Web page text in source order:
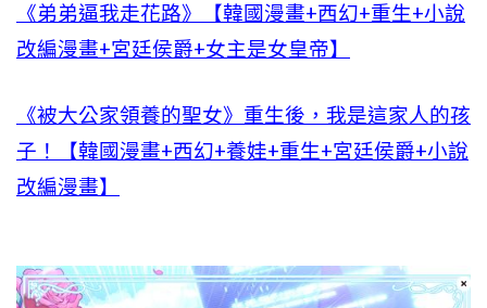
《弟弟逼我走花路》【韓國漫畫+西幻+重生+小說
改編漫畫+宮廷侯爵+女主是女皇帝】
《被大公家領養的聖女》重生後，我是這家人的孩
子！【韓國漫畫+西幻+養娃+重生+宮廷侯爵+小說
改編漫畫】